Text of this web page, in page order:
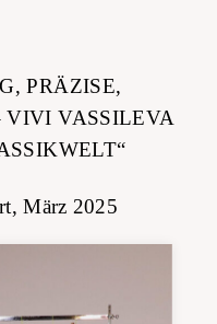
PRÄZISE,
VASSILEVA
März 2025